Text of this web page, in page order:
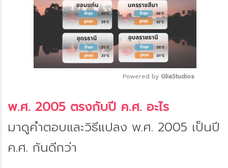
Powered by GliaStudios
พ.ศ. 2005 ตรงกับปี ค.ศ. อะไร
มาดูคำตอบและวิธีแปลง พ.ศ. 2005 เป็นปี
ค.ศ. กันดีกว่า